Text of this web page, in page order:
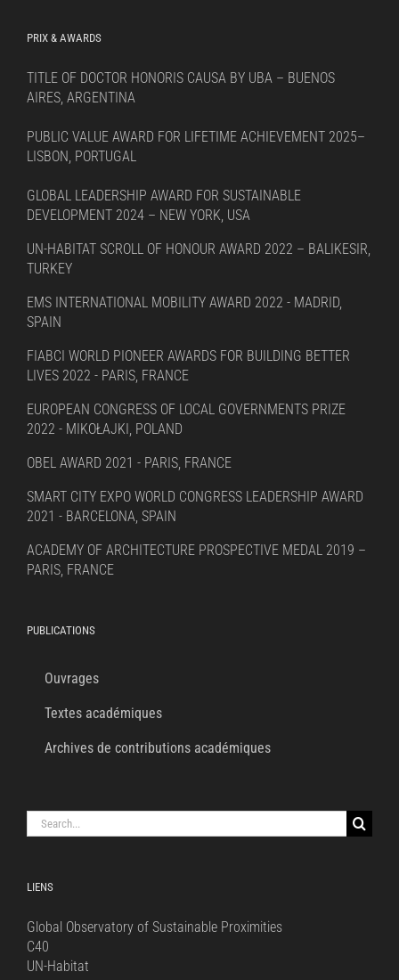
PRIX & AWARDS
TITLE OF DOCTOR HONORIS CAUSA BY UBA – BUENOS
AIRES, ARGENTINA
PUBLIC VALUE AWARD FOR LIFETIME ACHIEVEMENT 2025–
LISBON, PORTUGAL
GLOBAL LEADERSHIP AWARD FOR SUSTAINABLE
DEVELOPMENT 2024 – NEW YORK, USA
UN-HABITAT SCROLL OF HONOUR AWARD 2022 – BALIKESIR,
TURKEY
EMS INTERNATIONAL MOBILITY AWARD 2022 - MADRID,
SPAIN
FIABCI WORLD PIONEER AWARDS FOR BUILDING BETTER
LIVES 2022 - PARIS, FRANCE
EUROPEAN CONGRESS OF LOCAL GOVERNMENTS PRIZE
2022 - MIKOŁAJKI, POLAND
OBEL AWARD 2021 - PARIS, FRANCE
SMART CITY EXPO WORLD CONGRESS LEADERSHIP AWARD
2021 - BARCELONA, SPAIN
ACADEMY OF ARCHITECTURE PROSPECTIVE MEDAL 2019 –
PARIS, FRANCE
PUBLICATIONS
Ouvrages
Textes académiques
Archives de contributions académiques
Search
for:
LIENS
Global Observatory of Sustainable Proximities
C40
UN-Habitat